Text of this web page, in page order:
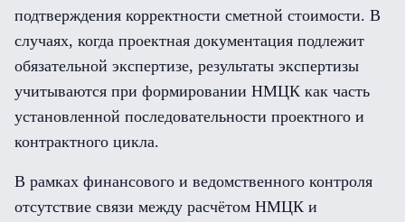
подтверждения корректности сметной стоимости. В
случаях, когда проектная документация подлежит
обязательной экспертизе, результаты экспертизы
учитываются при формировании НМЦК как часть
установленной последовательности проектного и
контрактного цикла.
В рамках финансового и ведомственного контроля
отсутствие связи между расчётом НМЦК и